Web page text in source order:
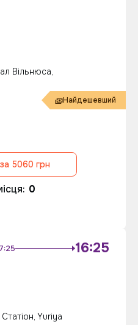
Вільнюса,
Найдешевший
5060 грн
0
16:25
Yuriya